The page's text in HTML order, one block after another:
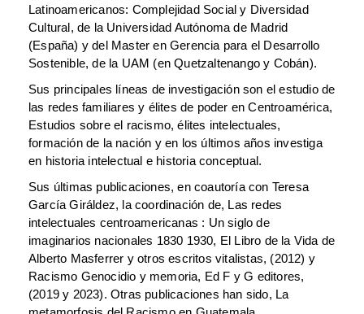
Latinoamericanos: Complejidad Social y Diversidad
Cultural, de la Universidad Autónoma de Madrid
(España) y del Master en Gerencia para el Desarrollo
Sostenible, de la UAM (en Quetzaltenango y Cobán).
Sus principales líneas de investigación son el estudio de
las redes familiares y élites de poder en Centroamérica,
Estudios sobre el racismo, élites intelectuales,
formación de la nación y en los últimos años investiga
en historia intelectual e historia conceptual.
Sus últimas publicaciones, en coautoría con Teresa
García Giráldez, la coordinación de, Las redes
intelectuales centroamericanas : Un siglo de
imaginarios nacionales 1830 1930, El Libro de la Vida de
Alberto Masferrer y otros escritos vitalistas, (2012) y
Racismo Genocidio y memoria, Ed F y G editores,
(2019 y 2023). Otras publicaciones han sido, La